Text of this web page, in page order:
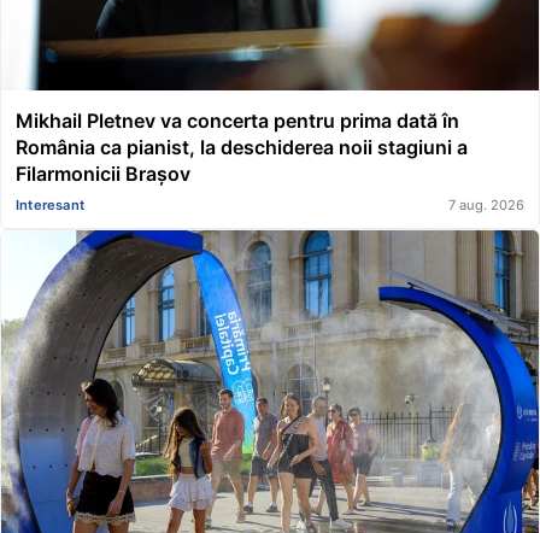
Mikhail Pletnev va concerta pentru prima dată în
România ca pianist, la deschiderea noii stagiuni a
Filarmonicii Brașov
Interesant 7 aug. 2026